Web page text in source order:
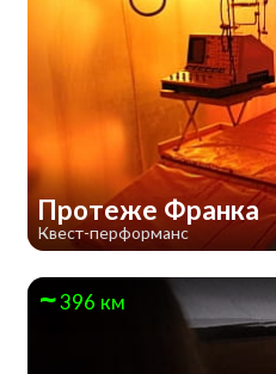
Протеже Франка
Квест-перформанс
396 км